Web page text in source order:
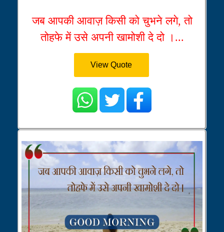
जब आपकी आवाज़ किसी को चुभने लगे, तो
तोहफे में उसे अपनी खामोशी दे दो ।...
View Quote